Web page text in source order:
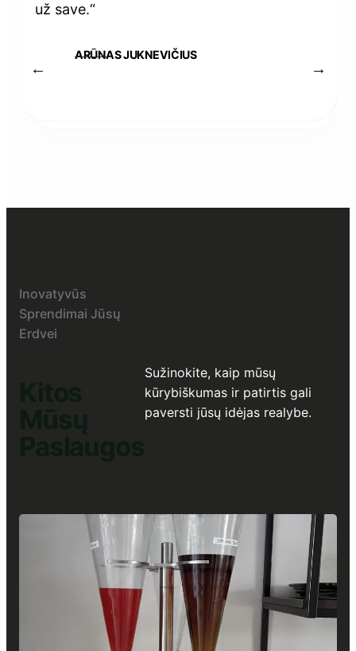
už save.“
ARŪNAS JUKNEVIČIUS
Inovatyvūs
Sprendimai Jūsų
Erdvei
Kitos
Mūsų
Paslaugos
Sužinokite, kaip mūsų
kūrybiškumas ir patirtis gali
paversti jūsų idėjas realybe.